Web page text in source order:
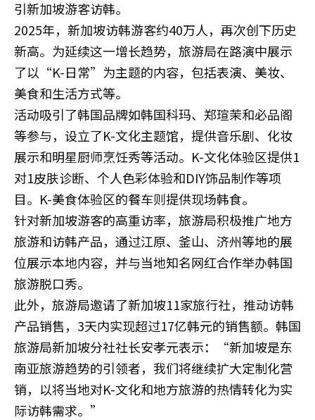
引新加坡游客访韩。
2025年，新加坡访韩游客约40万人，再次创下历史
新高。为延续这一增长趋势，旅游局在路演中展示
了以“K-日常”为主题的内容，包括表演、美妆、
美食和生活方式等。
活动吸引了韩国品牌如韩国科玛、郑瑄茉和必品阁
等参与，设立了K-文化主题馆，提供音乐剧、化妆
展示和明星厨师烹饪秀等活动。K-文化体验区提供1
对1皮肤诊断、个人色彩体验和DIY饰品制作等项
目。K-美食体验区的餐车则提供现场韩食。
针对新加坡游客的高重访率，旅游局积极推广地方
旅游和访韩产品，通过江原、釜山、济州等地的展
位展示本地内容，并与当地知名网红合作举办韩国
旅游脱口秀。
此外，旅游局邀请了新加坡11家旅行社，推动访韩
产品销售，3天内实现超过17亿韩元的销售额。韩国
旅游局新加坡分社社长安孝元表示：“新加坡是东
南亚旅游趋势的引领者，我们将继续扩大定制化营
销，以将当地对K-文化和地方旅游的热情转化为实
际访韩需求。”